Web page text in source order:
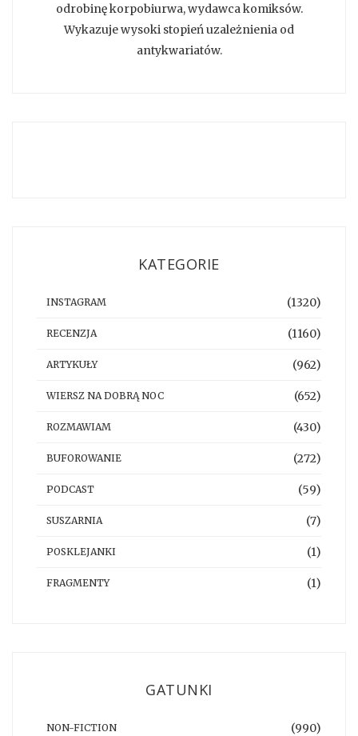
odrobinę korpobiurwa, wydawca komiksów.
Wykazuje wysoki stopień uzależnienia od
antykwariatów.
KATEGORIE
INSTAGRAM (1320)
RECENZJA (1160)
ARTYKUŁY (962)
WIERSZ NA DOBRĄ NOC (652)
ROZMAWIAM (430)
BUFOROWANIE (272)
PODCAST (59)
SUSZARNIA (7)
POSKLEJANKI (1)
FRAGMENTY (1)
GATUNKI
NON-FICTION (990)